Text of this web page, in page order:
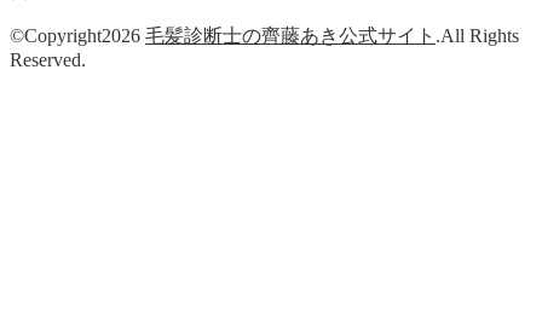
©Copyright2026 毛髪診断士の齊藤あき公式サイト .All Rights
Reserved.